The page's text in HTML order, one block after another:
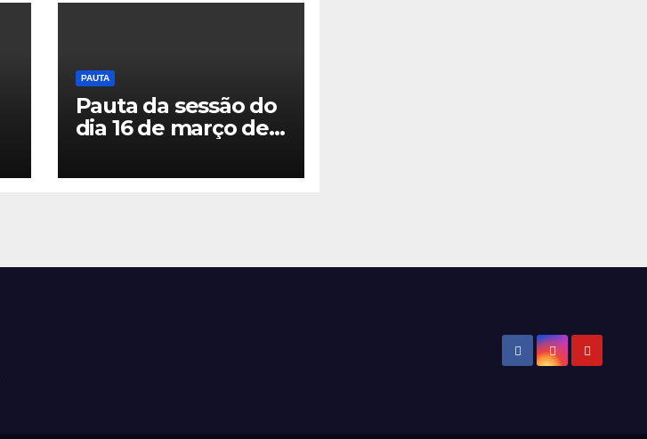
PAUTA
Pauta da sessão do
dia 16 de março de